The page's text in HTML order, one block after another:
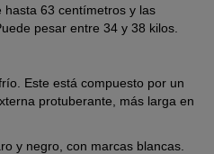
63 centímetros y las
pesar entre 34 y 38 kilos.
Este está compuesto por un
protuberante, más larga en
y negro, con marcas blancas.